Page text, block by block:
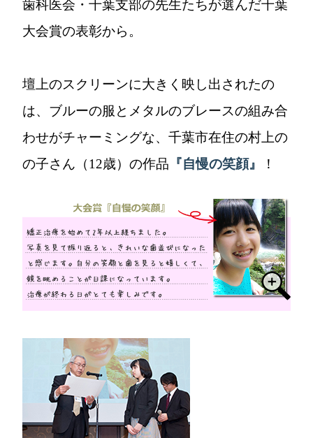
歯科医会・千葉支部の先生たちが選んだ千葉
大会賞の表彰から。
壇上のスクリーンに大きく映し出されたの
は、ブルーの服とメタルのブレースの組み合
わせがチャーミングな、千葉市在住の村上の
の子さん（12歳）の作品 『自慢の笑顔』 ！